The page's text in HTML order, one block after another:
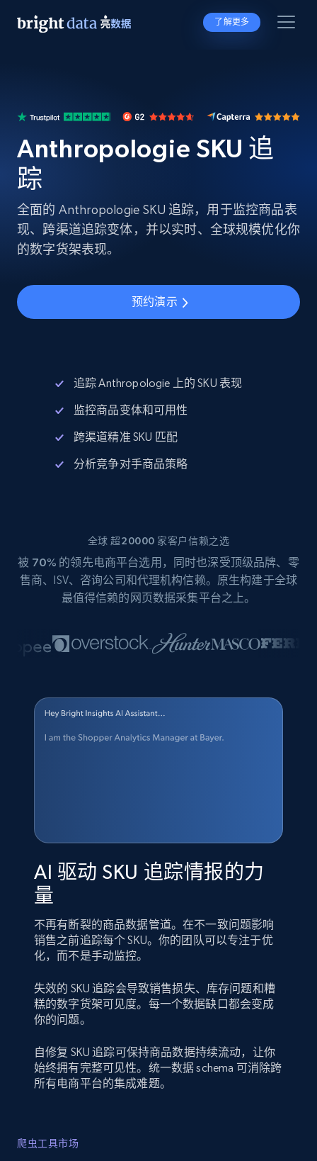
了解更多
Anthropologie SKU 追
踪
全面的 Anthropologie SKU 追踪，用于监控商品表
现、跨渠道追踪变体，并以实时、全球规模优化你
的数字货架表现。
预约演示
追踪 Anthropologie 上的 SKU 表现
监控商品变体和可用性
跨渠道精准 SKU 匹配
分析竞争对手商品策略
全球 超20000 家客户信赖之选
被 70% 的领先电商平台选用，同时也深受顶级品牌、零
售商、ISV、咨询公司和代理机构信赖。原生构建于全球
最值得信赖的网页数据采集平台之上。
AI 驱动 SKU 追踪情报的力
量
不再有断裂的商品数据管道。在不一致问题影响
销售之前追踪每个 SKU。你的团队可以专注于优
化，而不是手动监控。
失效的 SKU 追踪会导致销售损失、库存问题和糟
糕的数字货架可见度。每一个数据缺口都会变成
你的问题。
自修复 SKU 追踪可保持商品数据持续流动，让你
始终拥有完整可见性。统一数据 schema 可消除跨
所有电商平台的集成难题。
爬虫工具市场